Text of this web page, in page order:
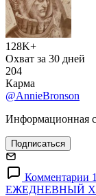
128K+
Охват за 30 дней
204
Карма
@AnnieBronson
Информационная
Подписаться
Комментарии
ЕЖЕДНЕВНЫЙ